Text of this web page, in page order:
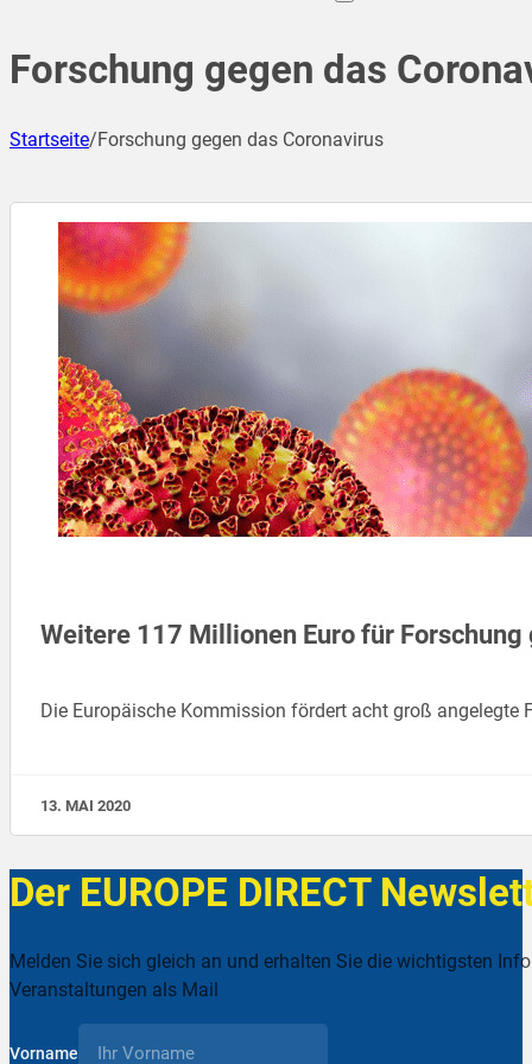
Forschung gegen das
Startseite/Forschung gegen das Coronavirus
Weitere 117 Millionen Euro für Forschung
Die Europäische Kommission fördert acht groß
13. MAI 2020
Der EUROPE DIRECT
Melden Sie sich gleich an und erhalten Sie die wichtigsten
Veranstaltungen als Mail
Vorname